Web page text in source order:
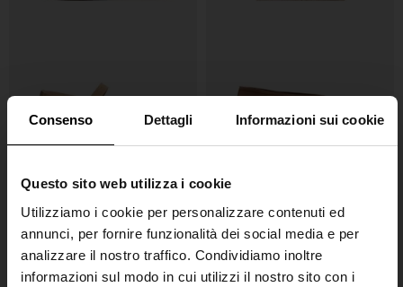
Consenso Dettagli Informazioni sui cookie
Questo sito web utilizza i cookie
Utilizziamo i cookie per personalizzare contenuti ed
annunci, per fornire funzionalità dei social media e per
analizzare il nostro traffico. Condividiamo inoltre
informazioni sul modo in cui utilizzi il nostro sito con i
MANEBI
Sandal con Cinturino
€ 106,00
Ballerine in pelle scamosciata
-40%